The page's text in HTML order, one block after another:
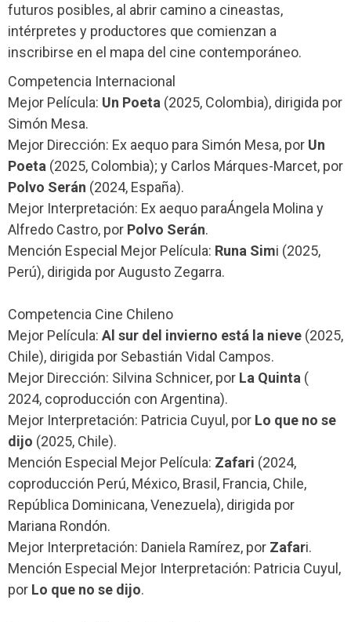
futuros posibles, al abrir camino a cineastas,
intérpretes y productores que comienzan a
inscribirse en el mapa del cine contemporáneo.
Competencia Internacional
Mejor Película: Un Poeta (2025, Colombia), dirigida por
Simón Mesa.
Mejor Dirección: Ex aequo para Simón Mesa, por Un
Poeta (2025, Colombia); y Carlos Márques-Marcet, por
Polvo Serán (2024, España).
Mejor Interpretación: Ex aequo paraÁngela Molina y
Alfredo Castro, por Polvo Serán.
Mención Especial Mejor Película: Runa Simi (2025,
Perú), dirigida por Augusto Zegarra.
Competencia Cine Chileno
Mejor Película: Al sur del invierno está la nieve (2025,
Chile), dirigida por Sebastián Vidal Campos.
Mejor Dirección: Silvina Schnicer, por La Quinta (
2024, coproducción con Argentina).
Mejor Interpretación: Patricia Cuyul, por Lo que no se
dijo (2025, Chile).
Mención Especial Mejor Película: Zafari (2024,
coproducción Perú, México, Brasil, Francia, Chile,
República Dominicana, Venezuela), dirigida por
Mariana Rondón.
Mejor Interpretación: Daniela Ramírez, por Zafari.
Mención Especial Mejor Interpretación: Patricia Cuyul,
por Lo que no se dijo.